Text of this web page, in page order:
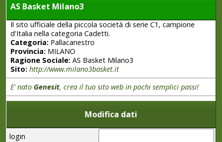
AS Basket Milano3
Il sito ufficiale della piccola società di serie C1, campione
d'Italia nella categoria Cadetti.
Categoria:Pallacanestro
Provincia:MILANO
Ragione Sociale:AS Basket Milano3
Sito: http://www.milano3basket.it
E' nato Genesit, crea il tuo sito web in pochi semplici passi!
Modifica dati
login